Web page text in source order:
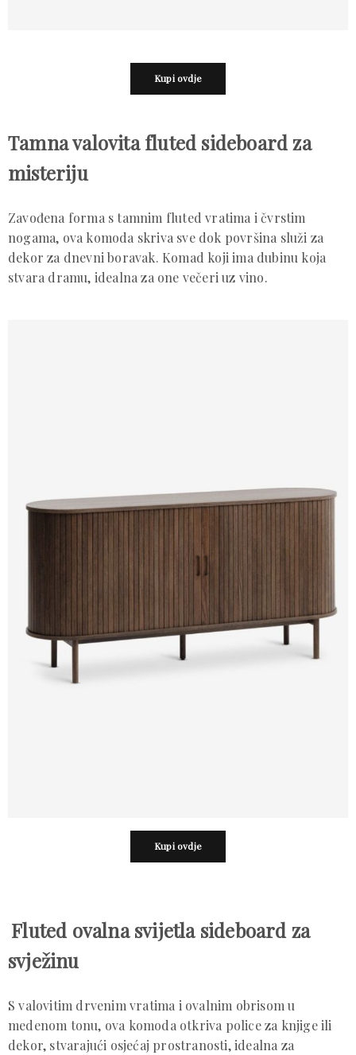
Kupi ovdje
Tamna valovita fluted sideboard za
misteriju
Zavođena forma s tamnim fluted vratima i čvrstim
nogama, ova komoda skriva sve dok površina služi za
dekor za dnevni boravak. Komad koji ima dubinu koja
stvara dramu, idealna za one večeri uz vino.
Kupi ovdje
Fluted ovalna svijetla sideboard za
svježinu
S valovitim drvenim vratima i ovalnim obrisom u
medenom tonu, ova komoda otkriva police za knjige ili
dekor, stvarajući osjećaj prostranosti, idealna za